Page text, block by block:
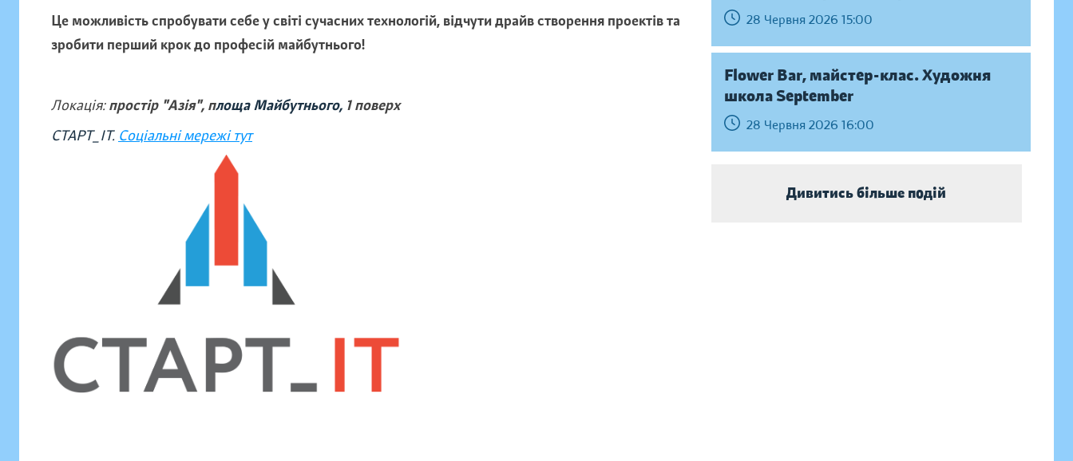
Це можливість спробувати себе у світі сучасних технологій, відчути драйв створення проектів та
зробити перший крок до професій майбутнього!
Локація:простір "Азія", площа Майбутнього, 1 поверх
СТАРТ_ІТ. Соціальні мережі тут
28 Червня 2026 15:00
Flower Bar, майстер-клас. Художня
школа September
28 Червня 2026 16:00
Дивитись більше подій